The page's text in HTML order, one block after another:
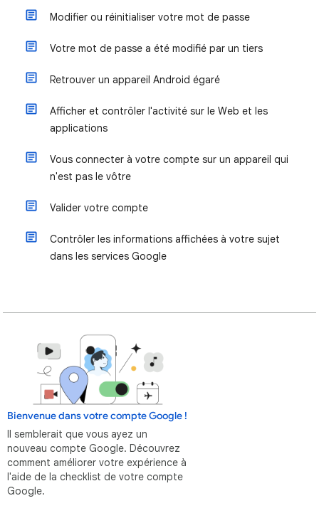
Modifier ou réinitialiser votre mot de passe
Votre mot de passe a été modifié par un tiers
Retrouver un appareil Android égaré
Afficher et contrôler l'activité sur le Web et les
applications
Vous connecter à votre compte sur un appareil qui
n'est pas le vôtre
Valider votre compte
Contrôler les informations affichées à votre sujet
dans les services Google
Bienvenue dans votre compte Google !
Il semblerait que vous ayez un
nouveau compte Google. Découvrez
comment améliorer votre expérience à
l'aide de la checklist de votre compte
Google.